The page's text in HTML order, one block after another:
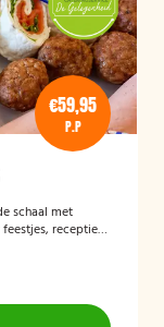
€59,95
P.P
schaal met
recepties